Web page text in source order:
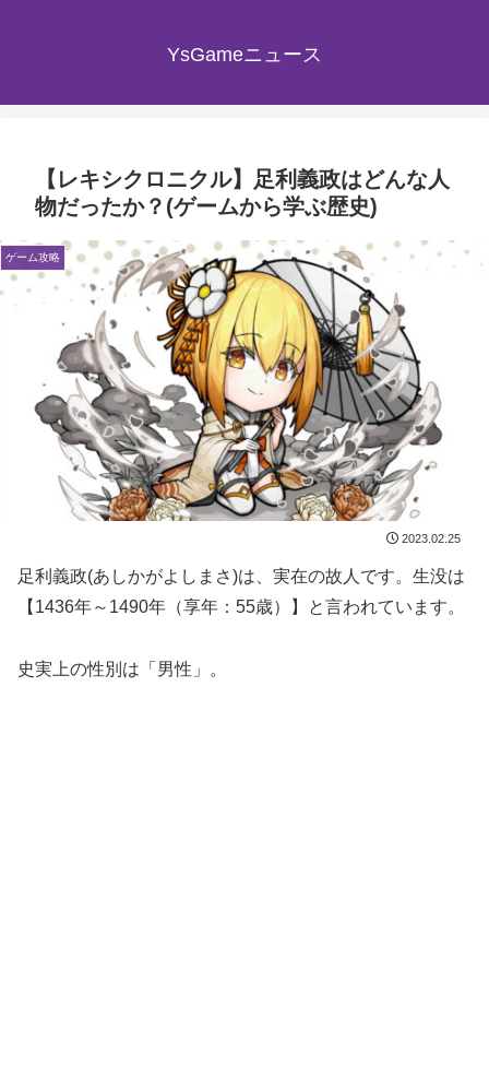
YsGameニュース
【レキシクロニクル】足利義政はどんな人
物だったか？(ゲームから学ぶ歴史)
ゲーム攻略
2023.02.25
足利義政(あしかがよしまさ)は、実在の故人です。生没は
【1436年～1490年（享年：55歳）】と言われています。
史実上の性別は「男性」。